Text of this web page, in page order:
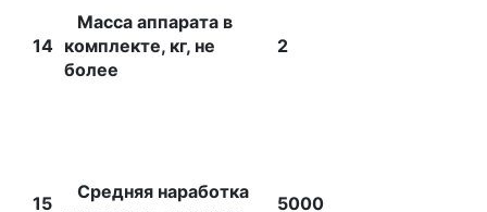
14
Масса аппарата в
комплекте, кг, не
более
2
15
Средняя наработка
5000